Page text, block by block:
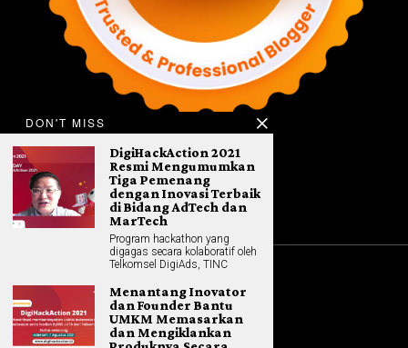
2026 All rights reserved. Hybrid.co.id
DON'T MISS
DigiHackAction 2021
Resmi Mengumumkan
Tiga Pemenang
dengan Inovasi Terbaik
di Bidang AdTech dan
MarTech
Program hackathon yang
digagas secara kolaboratif oleh
Telkomsel DigiAds, TINC
Menantang Inovator
dan Founder Bantu
UMKM Memasarkan
dan Mengiklankan